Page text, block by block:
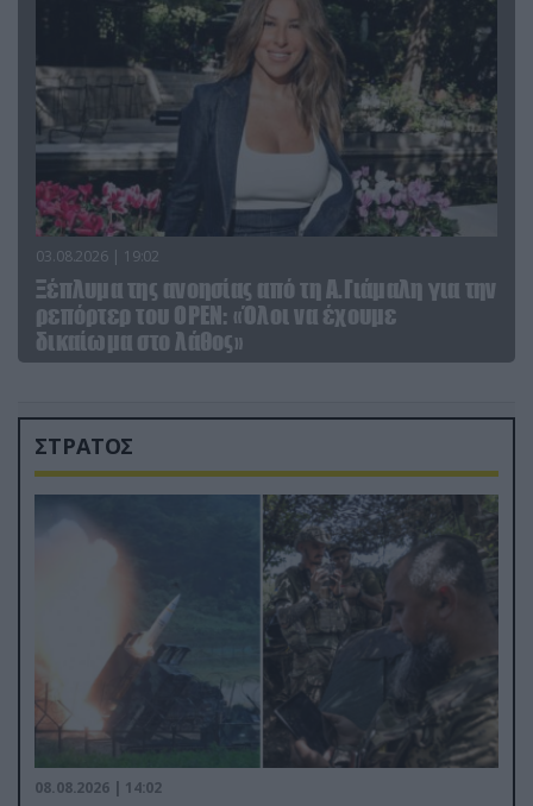
03.08.2026 | 19:02
Ξέπλυμα της ανοησίας από τη Α.Γιάμαλη για την
ρεπόρτερ του ΟΡΕΝ: «Όλοι να έχουμε
δικαίωμα στο λάθος»
ΣΤΡΑΤΟΣ
08.08.2026 | 14:02